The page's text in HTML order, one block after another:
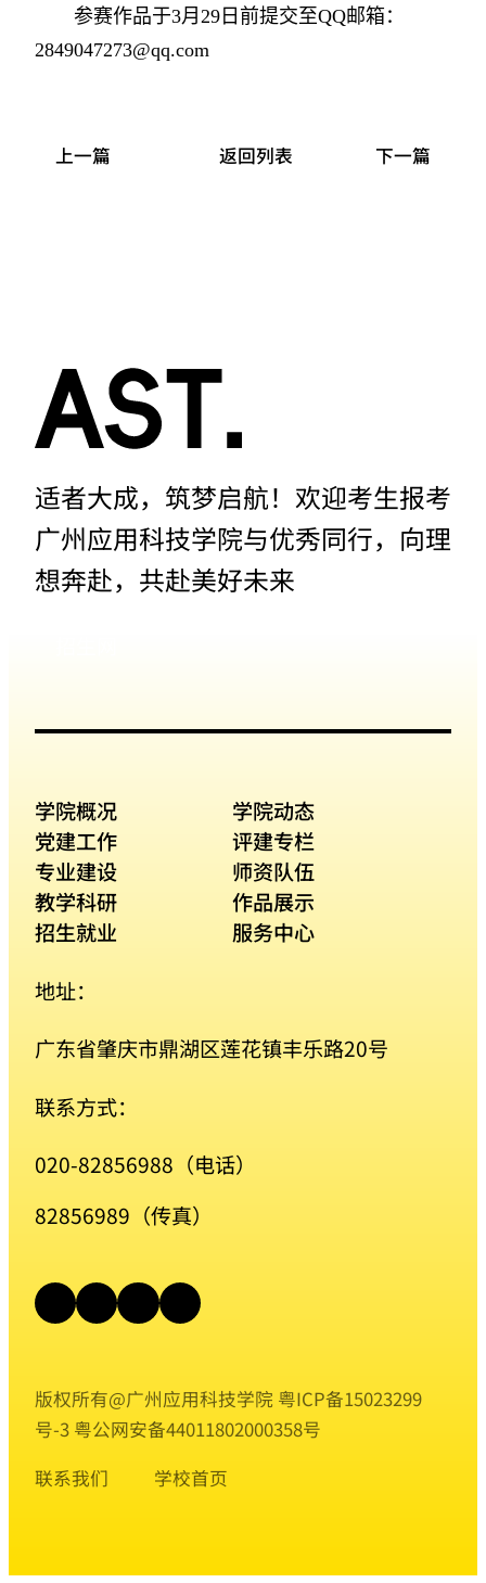
参赛作品于3月29日前提交至QQ邮箱：
2849047273@qq.com
上一篇 返回列表 下一篇
适者大成，筑梦启航！欢迎考生报考
广州应用科技学院与优秀同行，向理
想奔赴，共赴美好未来
地址：
广东省肇庆市鼎湖区莲花镇丰乐路20号
联系方式：
020-82856988（电话）
82856989（传真）
学院概况
学院动态
党建工作
评建专栏
专业建设
师资队伍
教学科研
作品展示
招生就业
服务中心
版权所有@广州应用科技学院 粤ICP备15023299
号-3 粤公网安备44011802000358号
联系我们
学校首页